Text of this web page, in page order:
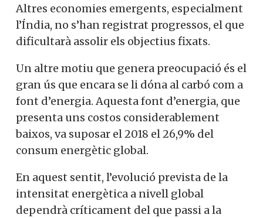
Altres economies emergents, especialment
l’Índia, no s’han registrat progressos, el que
dificultarà assolir els objectius fixats.
Un altre motiu que genera preocupació és el
gran ús que encara se li dóna al carbó com a
font d’energia. Aquesta font d’energia, que
presenta uns costos considerablement
baixos, va suposar el 2018 el 26,9% del
consum energètic global.
En aquest sentit, l’evolució prevista de la
intensitat energètica a nivell global
dependrà críticament del que passi a la